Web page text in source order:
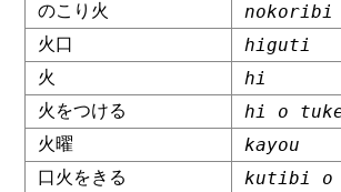
のこり火 nokoribi
火口 higuti
火 hi
火をつける hi o
火曜 kayou
口火をきる kutibi o